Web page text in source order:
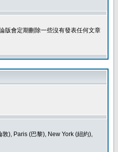
版會定期刪除一些沒有發表任何文章
), Paris (巴黎), New York (紐約),